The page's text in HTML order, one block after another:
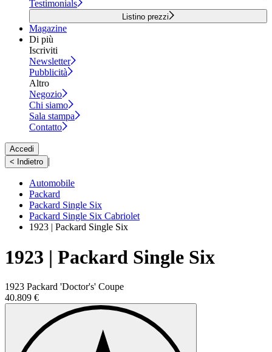
Testimonials
Listino prezzi
Magazine
Di più
Iscriviti
Newsletter
Pubblicità
Altro
Negozio
Chi siamo
Sala stampa
Contatto
Accedi
< Indietro |
Automobile
Packard
Packard Single Six
Packard Single Six Cabriolet
1923 | Packard Single Six
1923 | Packard Single Six
1923 Packard 'Doctor's' Coupe
40.809 €